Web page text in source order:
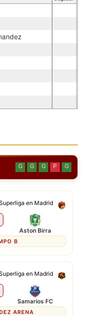
G G G P G
en Madrid
Aston Birra
B
en Madrid
Samarios FC
ARENA